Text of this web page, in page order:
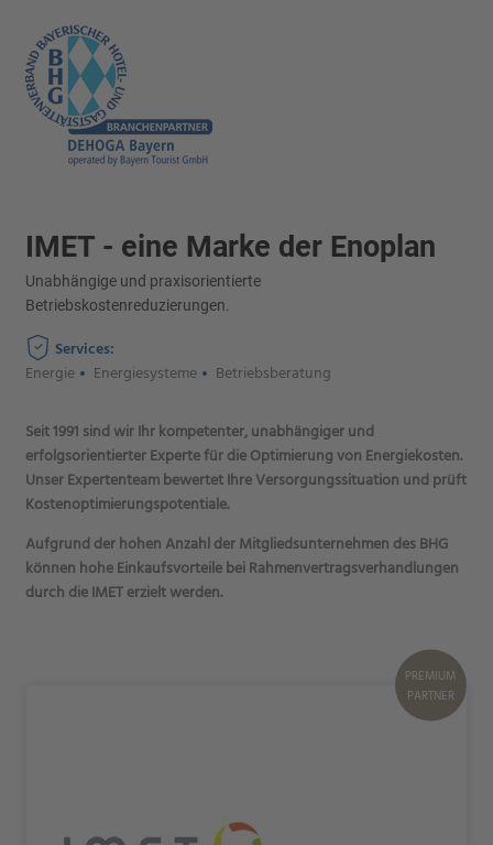
PREMIUM
PARTNER
IMET - eine Marke der Enoplan
Unabhängige und praxisorientierte
Betriebskostenreduzierungen.
Services:
Energie
Energiesysteme Betriebsberatung
Seit 1991 sind wir Ihr kompetenter, unabhängiger und
erfolgsorientierter Experte für die Optimierung von Energiekosten.
Unser Expertenteam bewertet Ihre Versorgungssituation und prüft
Kostenoptimierungspotentiale.
Aufgrund der hohen Anzahl der Mitgliedsunternehmen des BHG
können hohe Einkaufsvorteile bei Rahmenvertragsverhandlungen
durch die IMET erzielt werden.